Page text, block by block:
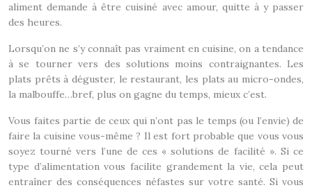
aliment demande à être cuisiné avec amour, quitte à y passer
des heures.
Lorsqu’on ne s’y connaît pas vraiment en cuisine, on a tendance
à se tourner vers des solutions moins contraignantes. Les
plats prêts à déguster, le restaurant, les plats au micro-ondes,
la malbouffe…bref, plus on gagne du temps, mieux c’est.
Vous faites partie de ceux qui n’ont pas le temps (ou l’envie) de
faire la cuisine vous-même ? Il est fort probable que vous vous
soyez tourné vers l’une de ces « solutions de facilité ». Si ce
type d’alimentation vous facilite grandement la vie, cela peut
entraîner des conséquences néfastes sur votre santé. Si vous